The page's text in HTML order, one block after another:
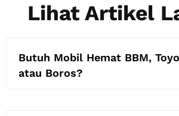
Lihat Artikel
Butuh Mobil Hemat BBM,
atau Boros?